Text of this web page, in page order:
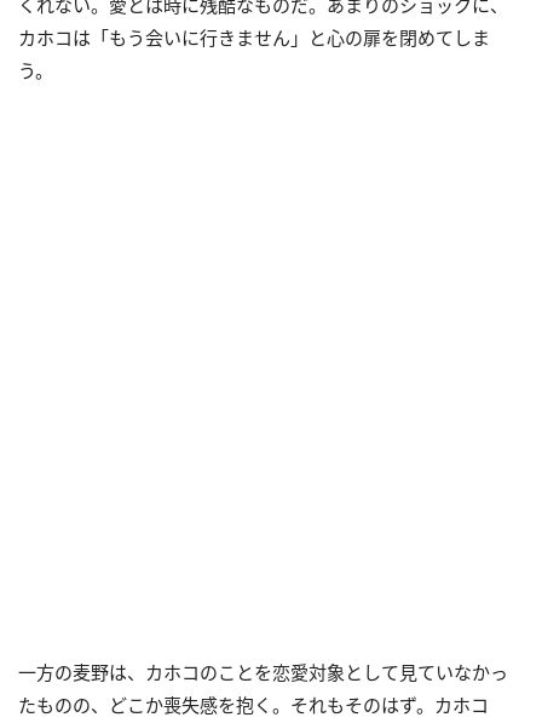
カホコは「もう会いに行きません」と心の扉を閉めてしま
う。
一方の麦野は、カホコのことを恋愛対象として見ていなかっ
たものの、どこか喪失感を抱く。それもそのはず。カホコ